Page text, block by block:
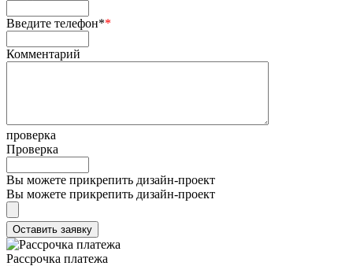
Введите телефон**
Комментарий
проверка
Проверка
Вы можете прикрепить дизайн-проект
Вы можете прикрепить дизайн-проект
Рассрочка платежа